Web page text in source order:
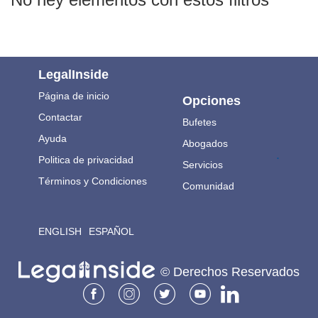
LegalInside
Página de inicio
Contactar
Ayuda
Politica de privacidad
Términos y Condiciones
ENGLISH ESPAÑOL
Opciones
Bufetes
Abogados
Servicios
Comunidad
.
© Derechos Reservados